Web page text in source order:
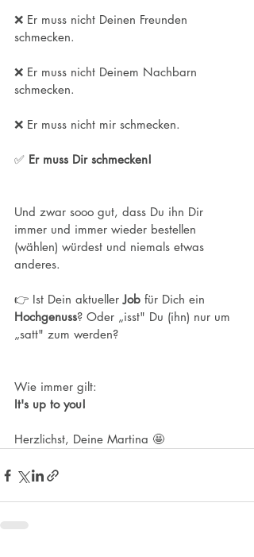
❌ Er muss nicht Deinen Freunden
schmecken.
❌ Er muss nicht Deinem Nachbarn
schmecken.
❌ Er muss nicht mir schmecken.
✅ Er muss Dir schmecken!
Und zwar sooo gut, dass Du ihn Dir
immer und immer wieder bestellen
(wählen) würdest und niemals etwas
anderes.
👉 Ist Dein aktueller Job für Dich ein
Hochgenuss? Oder „isst" Du (ihn) nur um
„satt" zum werden?
Wie immer gilt:
It's up to you!
Herzlichst, Deine Martina 🤩